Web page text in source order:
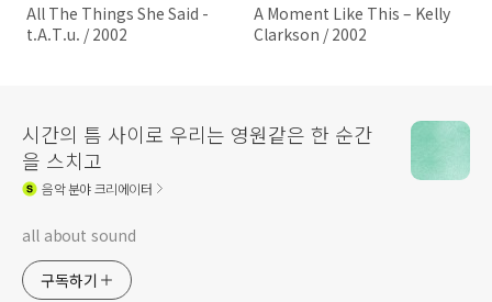
All The Things She Said -
t.A.T.u. / 2002
A Moment Like This – Kelly
Clarkson / 2002
시간의 틈 사이로 우리는 영원같은 한 순간
을 스치고
음악분야 크리에이터
all about sound
구독하기